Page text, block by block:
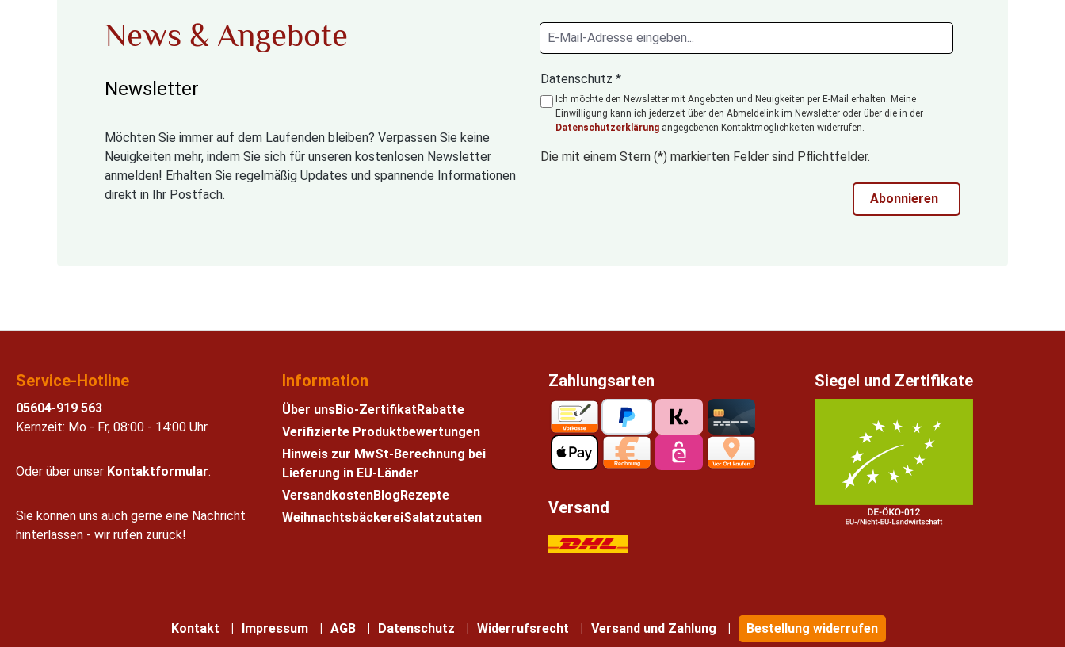
News & Angebote
Newsletter
Möchten Sie immer auf dem Laufenden bleiben? Verpassen Sie keine
Neuigkeiten mehr, indem Sie sich für unseren kostenlosen Newsletter
anmelden! Erhalten Sie regelmäßig Updates und spannende Informationen
direkt in Ihr Postfach.
Datenschutz *
Ich möchte den Newsletter mit Angeboten und Neuigkeiten per E-Mail erhalten. Meine
Einwilligung kann ich jederzeit über den Abmeldelink im Newsletter oder über die in der
Datenschutzerklärung angegebenen Kontaktmöglichkeiten widerrufen.
Die mit einem Stern (*) markierten Felder sind Pflichtfelder.
Abonnieren
Service-Hotline
05604-919 563
Kernzeit: Mo - Fr, 08:00 - 14:00 Uhr
Oder über unser Kontaktformular.
Sie können uns auch gerne eine Nachricht
hinterlassen - wir rufen zurück!
Information
Über unsBio-Zertifikat Rabatte
Verifizierte Produktbewertungen
Hinweis zur MwSt-Berechnung bei
Lieferung in EU-Länder
VersandkostenBlog Rezepte
WeihnachtsbäckereiSalatzutaten
Zahlungsarten
Versand
Siegel und Zertifikate
Kontakt Impressum AGB Datenschutz Widerrufsrecht Versand und Zahlung Bestellung widerrufen